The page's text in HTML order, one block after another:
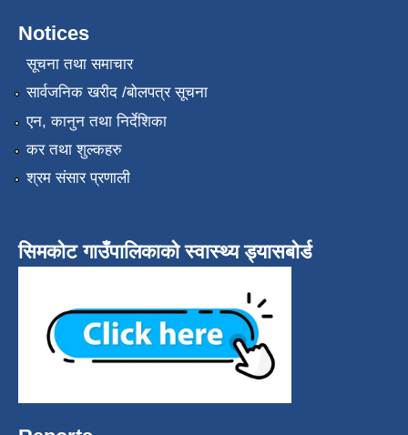
Notices
सूचना तथा समाचार
सार्वजनिक खरीद /बोलपत्र सूचना
एन, कानुन तथा निर्देशिका
कर तथा शुल्कहरु
श्रम संसार प्रणाली
सिमकोट गाउँपालिकाको स्वास्थ्य ड्यासबोर्ड